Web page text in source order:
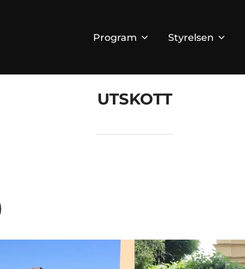
Program Styrelsen
UTSKOTT